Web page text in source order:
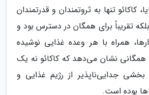
کاکائو تنها به ثروتمندان و قدرتمندان
تقریباً برای همگان در دسترس بود و
همراه با هر وعده غذایی نوشیده
نشان می‌دهد که کاکائو نه یک
بخشی جدایی‌ناپذیر از رژیم غذایی و
بوده است.